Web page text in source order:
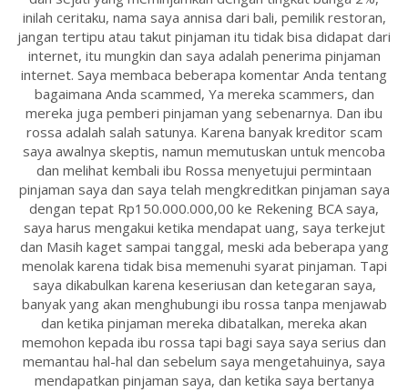
inilah ceritaku, nama saya annisa dari bali, pemilik restoran,
jangan tertipu atau takut pinjaman itu tidak bisa didapat dari
internet, itu mungkin dan saya adalah penerima pinjaman
internet. Saya membaca beberapa komentar Anda tentang
bagaimana Anda scammed, Ya mereka scammers, dan
mereka juga pemberi pinjaman yang sebenarnya. Dan ibu
rossa adalah salah satunya. Karena banyak kreditor scam
saya awalnya skeptis, namun memutuskan untuk mencoba
dan melihat kembali ibu Rossa menyetujui permintaan
pinjaman saya dan saya telah mengkreditkan pinjaman saya
dengan tepat Rp150.000.000,00 ke Rekening BCA saya,
saya harus mengakui ketika mendapat uang, saya terkejut
dan Masih kaget sampai tanggal, meski ada beberapa yang
menolak karena tidak bisa memenuhi syarat pinjaman. Tapi
saya dikabulkan karena keseriusan dan ketegaran saya,
banyak yang akan menghubungi ibu rossa tanpa menjawab
dan ketika pinjaman mereka dibatalkan, mereka akan
memohon kepada ibu rossa tapi bagi saya saya serius dan
memantau hal-hal dan sebelum saya mengetahuinya, saya
mendapatkan pinjaman saya, dan ketika saya bertanya